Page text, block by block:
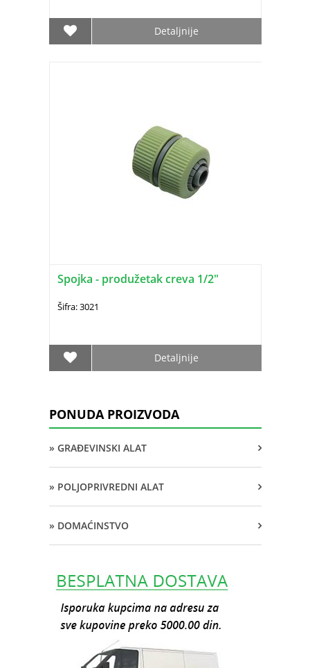
Detaljnije
Spojka - produžetak creva 1/2"
Šifra: 3021
Detaljnije
PONUDA PROIZVODA
» GRAĐEVINSKI ALAT
» POLJOPRIVREDNI ALAT
» DOMAĆINSTVO